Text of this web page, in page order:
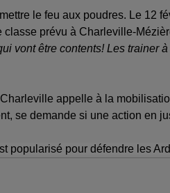
le feu aux poudres. Le 12
prévu à Charleville-
vont être contents! Les trainer
appelle à la
se demande si une action en
popularisé pour défendre les